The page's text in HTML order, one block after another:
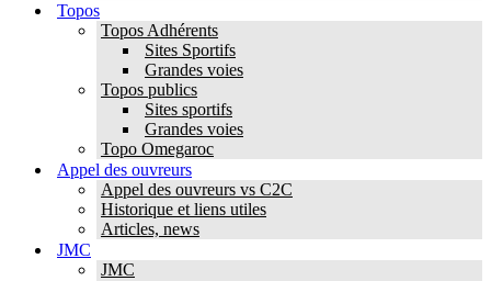
Topos
Topos Adhérents
Sites Sportifs
Grandes voies
Topos publics
Sites sportifs
Grandes voies
Topo Omegaroc
Appel des ouvreurs
Appel des ouvreurs vs C2C
Historique et liens utiles
Articles, news
JMC
JMC